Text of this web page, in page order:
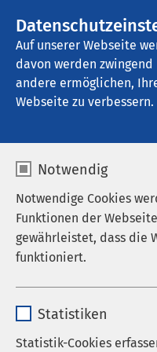
Auf unserer Webseite
davon werden
andere ermöglichen,
Webseite zu verbessern.
Notwendig
Notwendige Cookies
Funktionen der
gewährleistet, dass die
funktioniert.
Anbieter sgalinski
Statistiken
Statistik-Cookies
AMEOS Poliklinikum